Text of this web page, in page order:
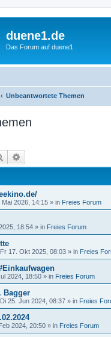
duene1.de
Das Forum auf duene1
Unbeantwortete Themen
Suche
Mai 2026, 14:15 » in Freies Forum
18:54 » in Freies Forum
Fr 17. Okt 2025, 08:03 » in Freies
2024, 18:50 » in Freies Forum
Bagger
Di 25. Jun 2024, 08:37 » in Freies
2024, 20:50 » in Freies Forum